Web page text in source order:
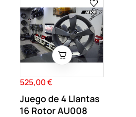
Precio
525,00 €
Juego de 4 Llantas
16 Rotor AU008